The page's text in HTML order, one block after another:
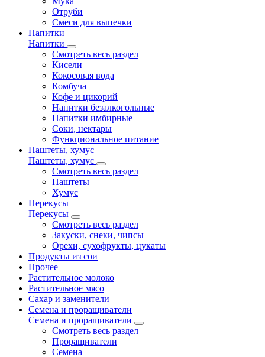
Отруби
Смеси для выпечки
Напитки
Напитки
Смотреть весь раздел
Кисели
Кокосовая вода
Комбуча
Кофе и цикорий
Напитки безалкогольные
Напитки имбирные
Соки, нектары
Функциональное питание
Паштеты, хумус
Паштеты, хумус
Смотреть весь раздел
Паштеты
Хумус
Перекусы
Перекусы
Смотреть весь раздел
Закуски, снеки, чипсы
Орехи, сухофрукты, цукаты
Продукты из сои
Прочее
Растительное молоко
Растительное мясо
Сахар и заменители
Семена и проращиватели
Семена и проращиватели
Смотреть весь раздел
Проращиватели
Семена